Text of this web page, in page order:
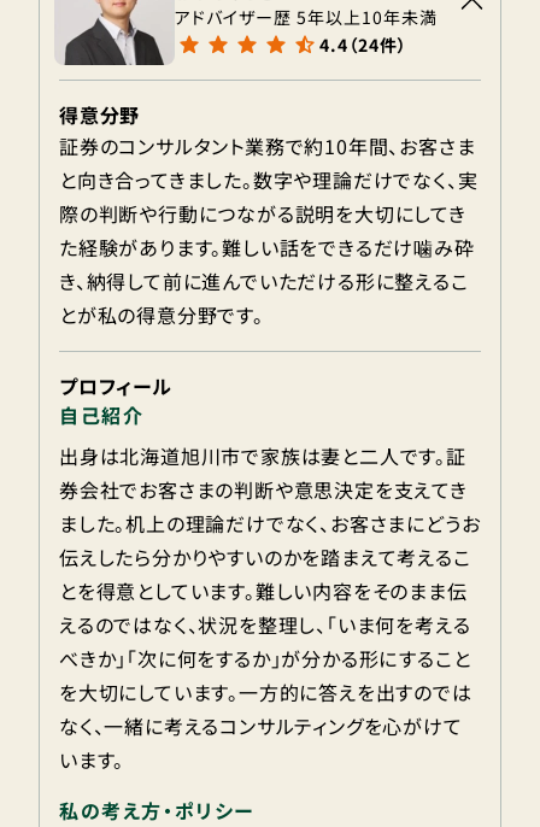
アドバイザー歴 5年以上10年未満
4.4（24件）
得意分野
証券のコンサルタント業務で約10年間、お客さま
と向き合ってきました。数字や理論だけでなく、実
際の判断や行動につながる説明を大切にしてき
た経験があります。難しい話をできるだけ噛み砕
き、納得して前に進んでいただける形に整えるこ
とが私の得意分野です。
プロフィール
自己紹介
出身は北海道旭川市で家族は妻と二人です。証
券会社でお客さまの判断や意思決定を支えてき
ました。机上の理論だけでなく、お客さまにどうお
伝えしたら分かりやすいのかを踏まえて考えるこ
とを得意としています。難しい内容をそのまま伝
えるのではなく、状況を整理し、「いま何を考える
べきか」「次に何をするか」が分かる形にすること
を大切にしています。一方的に答えを出すのでは
なく、一緒に考えるコンサルティングを心がけて
います。
私の考え方・ポリシー